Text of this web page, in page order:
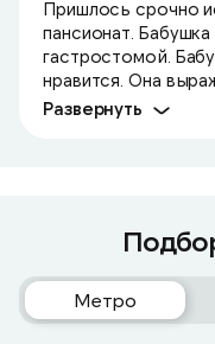
Пришлось срочно
пансионат. Бабушка
гастростомой.
нравится. Она
Развернуть
Метро